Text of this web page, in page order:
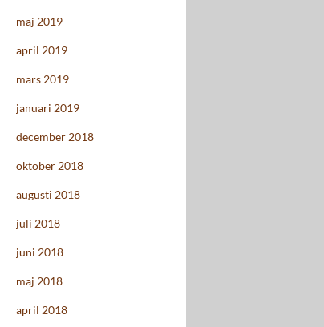
maj 2019
april 2019
mars 2019
januari 2019
december 2018
oktober 2018
augusti 2018
juli 2018
juni 2018
maj 2018
april 2018